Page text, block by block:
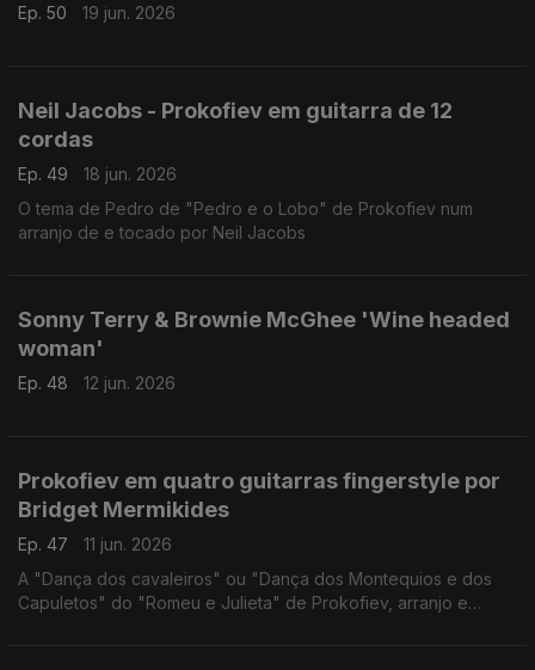
Ep. 50 19 jun. 2026
Neil Jacobs - Prokofiev em guitarra de 12
cordas
Ep. 49
18 jun. 2026
O tema de Pedro de "Pedro e o Lobo" de Prokofiev num
arranjo de e tocado por Neil Jacobs
Sonny Terry & Brownie McGhee 'Wine headed
woman'
Ep. 48 12 jun. 2026
Prokofiev em quatro guitarras fingerstyle por
Bridget Mermikides
Ep. 47
11 jun. 2026
A "Dança dos cavaleiros" ou "Dança dos Montequios e dos
Capuletos" do "Romeu e Julieta" de Prokofiev, arranjo e